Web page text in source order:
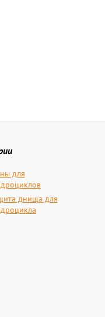
для
днища для